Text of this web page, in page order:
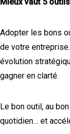
Mieux vaut 5
Adopter les bons
de votre
évolution
gagner en clarté.
Le bon outil, au
quotidien… et